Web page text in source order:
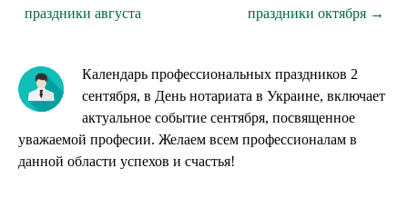
праздники августа
праздники октября →
Календарь профессиональных праздников 2
сентября, в День нотариата в Украине, включает
актуальное событие сентября, посвященное
уважаемой професии. Желаем всем профессионалам в
данной области успехов и счастья!